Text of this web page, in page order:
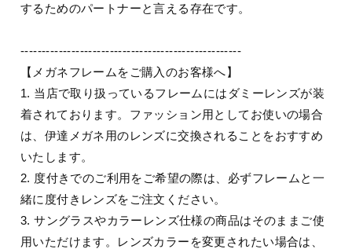
するためのパートナーと言える存在です。
----------------------------------------------------
【メガネフレームをご購入のお客様へ】
1. 当店で取り扱っているフレームにはダミーレンズが装
着されております。ファッション用としてお使いの場合
は、伊達メガネ用のレンズに交換されることをおすすめ
いたします。
2. 度付きでのご利用をご希望の際は、必ずフレームと一
緒に度付きレンズをご注文ください。
3. サングラスやカラーレンズ仕様の商品はそのままご使
用いただけます。レンズカラーを変更されたい場合は、